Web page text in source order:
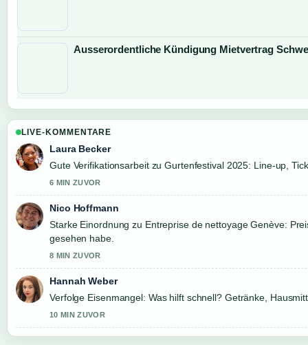
Ausserordentliche Kündigung Mietvertrag
LIVE-KOMMENTARE
Laura Becker
Gute Verifikationsarbeit zu Gurtenfestival 2025: Line-up,
6 MIN ZUVOR
Nico Hoffmann
Starke Einordnung zu Entreprise de nettoyage Genève:
gesehen habe.
8 MIN ZUVOR
Hannah Weber
Verfolge Eisenmangel: Was hilft schnell? Getränke,
10 MIN ZUVOR